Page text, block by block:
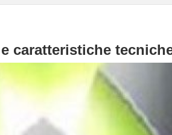
caratteristiche